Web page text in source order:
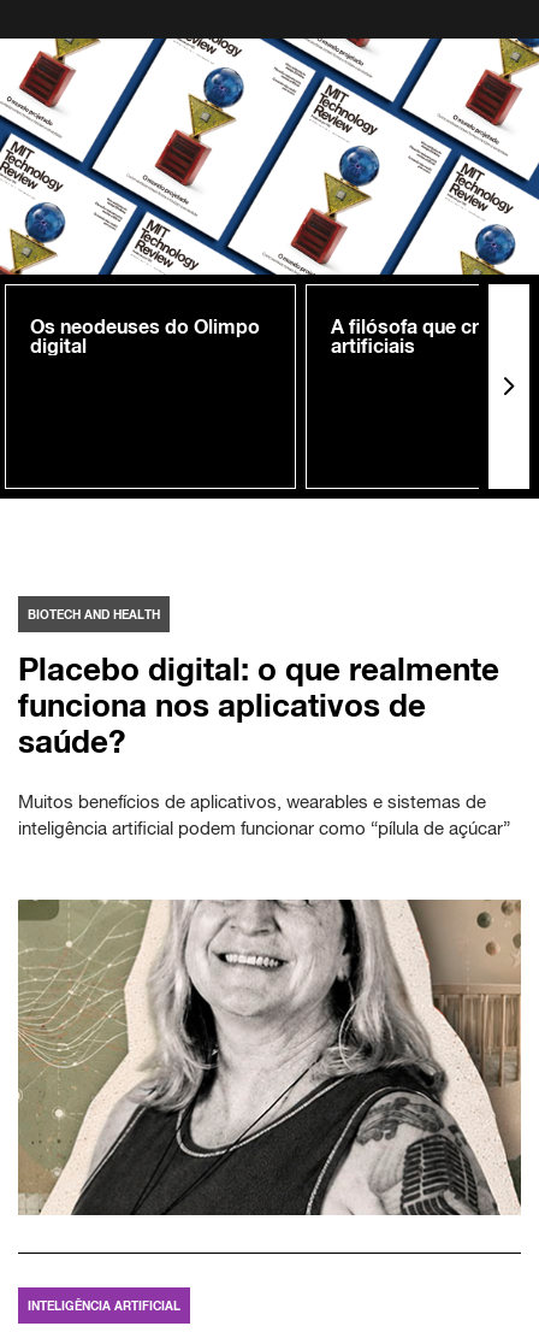
Os neodeuses do Olimpo
digital
A filósofa que cria
artificiais
BIOTECH AND HEALTH
Placebo digital: o que realmente
funciona nos aplicativos de
saúde?
Muitos benefícios de aplicativos, wearables e sistemas de
inteligência artificial podem funcionar como “pílula de açúcar”
INTELIGÊNCIA ARTIFICIAL